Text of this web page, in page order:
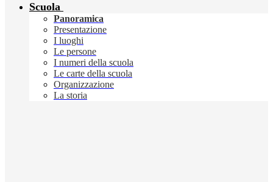
Scuola
Panoramica
Presentazione
I luoghi
Le persone
I numeri della scuola
Le carte della scuola
Organizzazione
La storia